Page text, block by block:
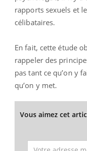
rapports sexuels et
célibataires.
En fait, cette étude
rappeler des
pas tant ce qu’on y
qu’on y met.
Vous aimez cet